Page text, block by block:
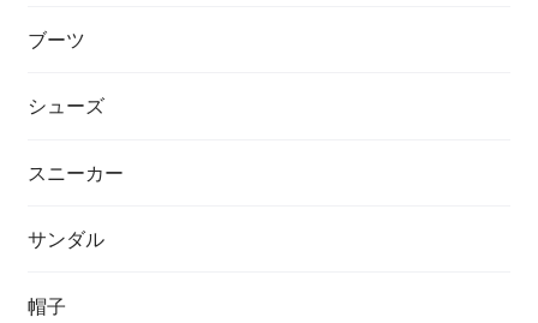
ブーツ
シューズ
スニーカー
サンダル
帽子